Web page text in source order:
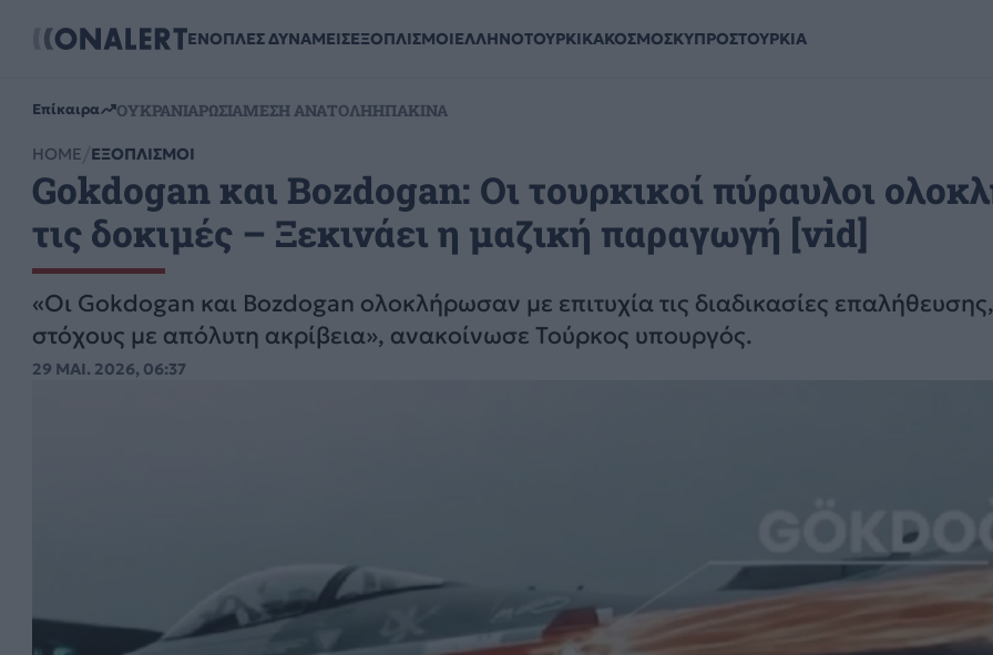
ΕΝΟΠΛΕΣ ΔΥΝΑΜΕΙΣΕΞΟΠΛΙΣΜΟΙΕΛΛΗΝΟΤΟΥΡΚΙΚΑΚΟΣΜΟΣΚΥΠΡΟΣΤΟΥΡΚΙΑ
Επίκαιρα ΟΥΚΡΑΝΙΑΡΩΣΙΑΜΕΣΗ ΑΝΑΤΟΛΗΗΠΑΚΙΝΑ
HOME ΕΞΟΠΛΙΣΜΟΙ
Gokdogan και Bozdogan: Οι τουρκικοί πύραυλοι
τις δοκιμές – Ξεκινάει η μαζική παραγωγή [vid]
«Οι Gokdogan και Bozdogan ολοκλήρωσαν με επιτυχία τις διαδικασίες
στόχους με απόλυτη ακρίβεια», ανακοίνωσε Τούρκος υπουργός.
29 ΜΑΙ. 2026, 06:37